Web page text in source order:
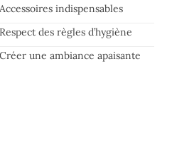
Accessoires indispensables
Respect des règles d’hygiène
Créer une ambiance apaisante